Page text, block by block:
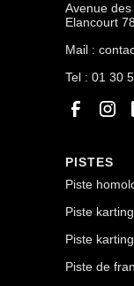
Avenue
Elancourt
Mail :
Tel : 01 30
PISTES
Piste
Piste
Piste
Piste de